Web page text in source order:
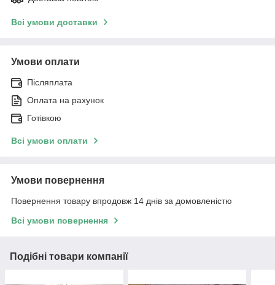
Всі умови доставки
Умови оплати
Післяплата
Оплата на рахунок
Готівкою
Всі умови оплати
Умови повернення
Повернення товару впродовж 14 днів за домовленістю
Всі умови повернення
Подібні товари компанії